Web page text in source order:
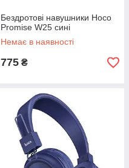
Бездротові навушники Hoco
Promise W25 сині
Немає в наявності
775 ₴